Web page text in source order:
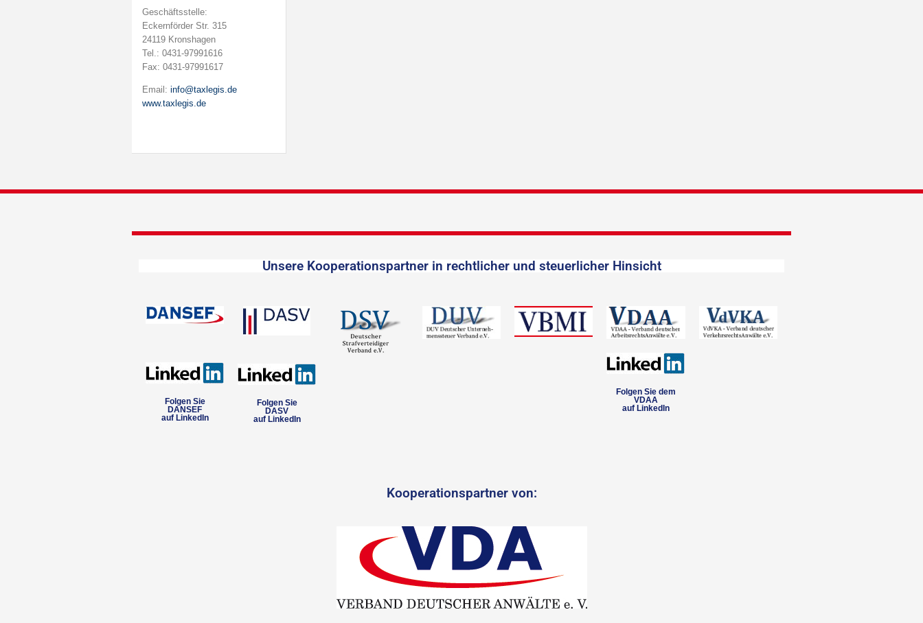
Geschäftsstelle:
Eckernförder Str. 315
24119 Kronshagen
Tel.: 0431-97991616
Fax: 0431-97991617
Email: info@taxlegis.de
www.taxlegis.de
Unsere Kooperationspartner in rechtlicher und steuerlicher Hinsicht
Folgen Sie
DANSEF
auf LinkedIn
Folgen Sie
DASV
auf LinkedIn
Folgen Sie dem
VDAA
auf LinkedIn
Kooperationspartner von: